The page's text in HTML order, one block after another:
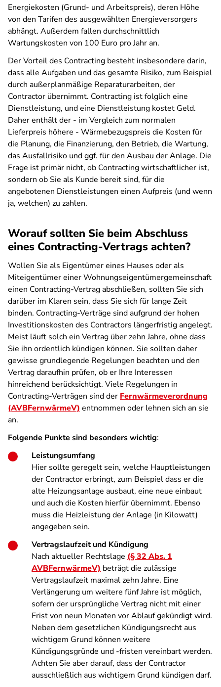
Energiekosten (Grund- und Arbeitspreis), deren Höhe
von den Tarifen des ausgewählten Energieversorgers
abhängt. Außerdem fallen durchschnittlich
Wartungskosten von 100 Euro pro Jahr an.
Der Vorteil des Contracting besteht insbesondere darin,
dass alle Aufgaben und das gesamte Risiko, zum Beispiel
durch außerplanmäßige Reparaturarbeiten, der
Contractor übernimmt. Contracting ist folglich eine
Dienstleistung, und eine Dienstleistung kostet Geld.
Daher enthält der - im Vergleich zum normalen
Lieferpreis höhere - Wärmebezugspreis die Kosten für
die Planung, die Finanzierung, den Betrieb, die Wartung,
das Ausfallrisiko und ggf. für den Ausbau der Anlage. Die
Frage ist primär nicht, ob Contracting wirtschaftlicher ist,
sondern ob Sie als Kunde bereit sind, für die
angebotenen Dienstleistungen einen Aufpreis (und wenn
ja, welchen) zu zahlen.
Worauf sollten Sie beim Abschluss
eines Contracting-Vertrags achten?
Wollen Sie als Eigentümer eines Hauses oder als
Miteigentümer einer Wohnungseigentümergemeinschaft
einen Contracting-Vertrag abschließen, sollten Sie sich
darüber im Klaren sein, dass Sie sich für lange Zeit
binden. Contracting-Verträge sind aufgrund der hohen
Investitionskosten des Contractors längerfristig angelegt.
Meist läuft solch ein Vertrag über zehn Jahre, ohne dass
Sie ihn ordentlich kündigen können. Sie sollten daher
gewisse grundlegende Regelungen beachten und den
Vertrag daraufhin prüfen, ob er Ihre Interessen
hinreichend berücksichtigt. Viele Regelungen in
Contracting-Verträgen sind der Fernwärmeverordnung
(AVBFernwärmeV) entnommen oder lehnen sich an sie
an.
Folgende Punkte sind besonders wichtig:
Leistungsumfang
Hier sollte geregelt sein, welche Hauptleistungen
der Contractor erbringt, zum Beispiel dass er die
alte Heizungsanlage ausbaut, eine neue einbaut
und auch die Kosten hierfür übernimmt. Ebenso
muss die Heizleistung der Anlage (in Kilowatt)
angegeben sein.
Vertragslaufzeit und Kündigung
Nach aktueller Rechtslage (§ 32 Abs. 1
AVBFernwärmeV) beträgt die zulässige
Vertragslaufzeit maximal zehn Jahre. Eine
Verlängerung um weitere fünf Jahre ist möglich,
sofern der ursprüngliche Vertrag nicht mit einer
Frist von neun Monaten vor Ablauf gekündigt wird.
Neben dem gesetzlichen Kündigungsrecht aus
wichtigem Grund können weitere
Kündigungsgründe und -fristen vereinbart werden.
Achten Sie aber darauf, dass der Contractor
ausschließlich aus wichtigem Grund kündigen darf.